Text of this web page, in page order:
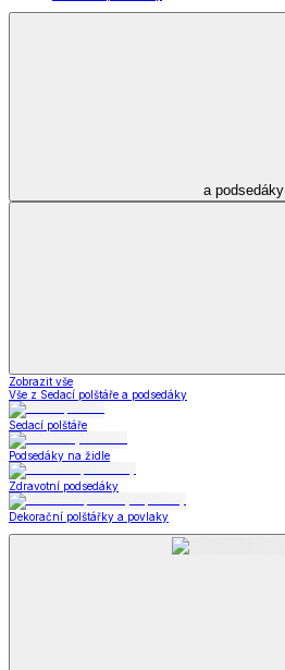
a podsedáky
Zobrazit vše
Vše z Sedací polštáře a podsedáky
Sedací polštáře
Podsedáky na židle
Zdravotní podsedáky
Dekorační polštářky a povlaky